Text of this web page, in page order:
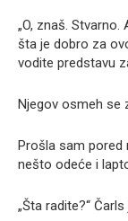
„O, znaš.
šta je dobro za
vodite predstavu
Njegov osmeh se
Prošla sam pored
nešto odeće i
„Šta radite?“